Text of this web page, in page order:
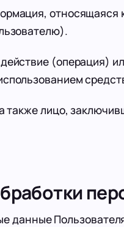
относящаяся
(операция)
лицо,